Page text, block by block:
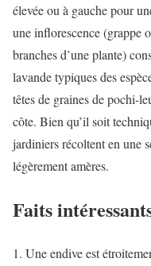
élevée ou à gauche pour
une inflorescence (grappe
branches d’une plante)
lavande typiques des
têtes de graines de pochi-
côte. Bien qu’il soit
jardiniers récoltent en une
légèrement amères.
Faits
Une endive est